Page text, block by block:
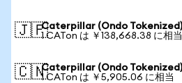
🇯🇵Caterpillar (Ondo Tokenized)
1 CATon は ￥138,668.38 に相当
🇨🇳Caterpillar (Ondo Tokenized)
1 CATon は ￥5,905.06 に相当